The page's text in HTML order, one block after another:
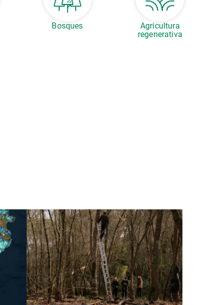
Bosques
Agricultura
regenerativa